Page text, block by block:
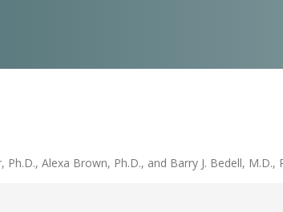
Alexa Brown, Ph.D., and Barry J. Bedell, M.D.,